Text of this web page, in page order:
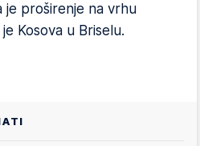
je proširenje na vrhu
Kosova u Briselu.